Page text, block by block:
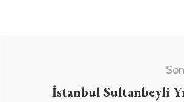
İstanbul Sultanbeyli